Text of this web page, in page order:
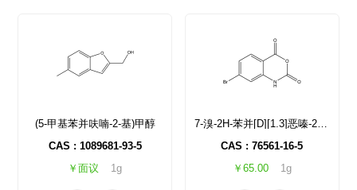
(5-甲基苯并呋喃-2-基)甲醇
CAS : 1089681-93-5
￥面议
1g
7-溴-2H-苯并[D][1.3]恶嗪-2.4(1H)-二酮
CAS : 76561-16-5
￥65.00
1g